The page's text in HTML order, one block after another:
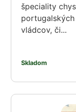
špeciality
vládcov, či...
Skladom